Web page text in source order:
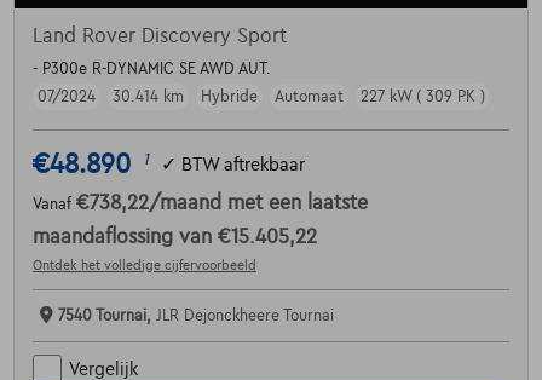
Land Rover Discovery Sport
- P300e R-DYNAMIC SE AWD AUT.
07/2024
30.414 km Hybride Automaat 227 kW ( 309 PK )
€48.890 1 ✓ BTW aftrekbaar
Vanaf €738,22/maand met een laatste
maandaflossing van €15.405,22
Ontdek het volledige cijfervoorbeeld
7540 Tournai, JLR Dejonckheere Tournai
Vergelijk